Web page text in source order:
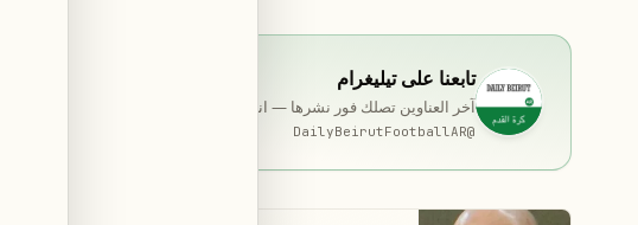
تابعنا على تيليغرام
آخر العناوين تصلك فور نشرها — انضمّ إلى قناة المخصّصة بلغتك.
@
DailyBeirutFootballAR